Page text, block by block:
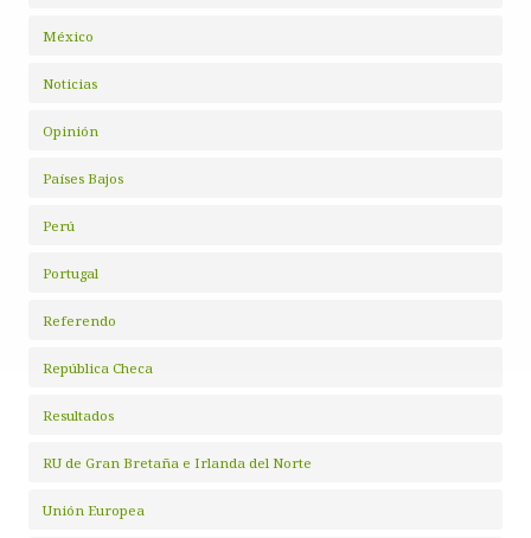
México
Noticias
Opinión
Países Bajos
Perú
Portugal
Referendo
República Checa
Resultados
RU de Gran Bretaña e Irlanda del Norte
Unión Europea